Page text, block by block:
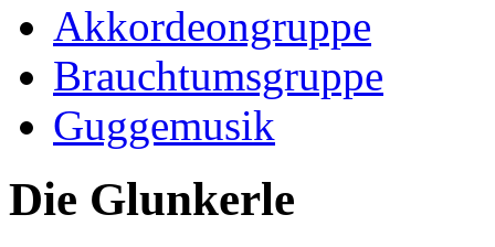
Akkordeongruppe
Brauchtumsgruppe
Guggemusik
Die Glunkerle